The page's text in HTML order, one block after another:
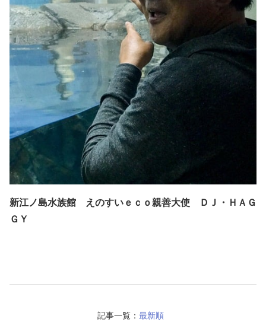
新江ノ島水族館 えのすいｅｃｏ親善大使 ＤＪ・ＨＡＧ
ＧＹ
記事一覧： 最新順